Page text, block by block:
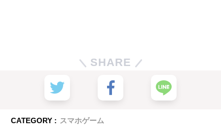
SHARE
CATEGORY : スマホゲーム